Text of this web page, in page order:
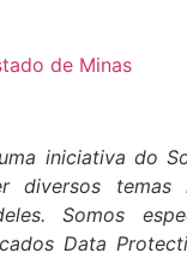
de Minas
iniciativa do
diversos temas
Somos
Data